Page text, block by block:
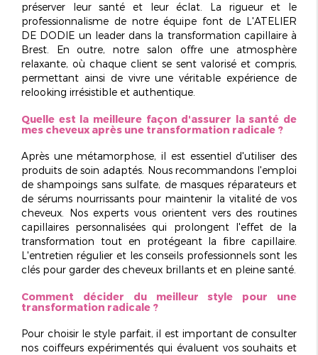
préserver leur santé et leur éclat. La rigueur et le
professionnalisme de notre équipe font de L'ATELIER
DE DODIE un leader dans la transformation capillaire à
Brest. En outre, notre salon offre une atmosphère
relaxante, où chaque client se sent valorisé et compris,
permettant ainsi de vivre une véritable expérience de
relooking irrésistible et authentique.
Quelle est la meilleure façon d'assurer la santé de
mes cheveux après une transformation radicale ?
Après une métamorphose, il est essentiel d'utiliser des
produits de soin adaptés. Nous recommandons l'emploi
de shampoings sans sulfate, de masques réparateurs et
de sérums nourrissants pour maintenir la vitalité de vos
cheveux. Nos experts vous orientent vers des routines
capillaires personnalisées qui prolongent l'effet de la
transformation tout en protégeant la fibre capillaire
L'entretien régulier et les conseils professionnels sont les
clés pour garder des cheveux brillants et en pleine santé.
Comment décider du meilleur style pour une
transformation radicale ?
Pour choisir le style parfait, il est important de consulter
nos coiffeurs expérimentés qui évaluent vos souhaits et